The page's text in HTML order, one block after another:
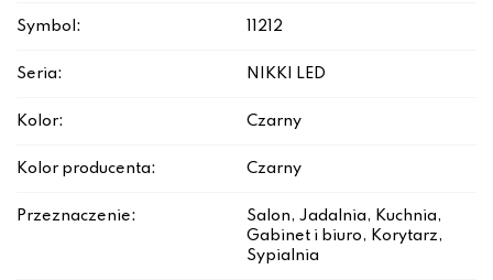
Symbol: 11212
Seria: NIKKI LED
Kolor: Czarny
Kolor producenta: Czarny
Przeznaczenie:
Salon, Jadalnia, Kuchnia,
Gabinet i biuro, Korytarz,
Sypialnia